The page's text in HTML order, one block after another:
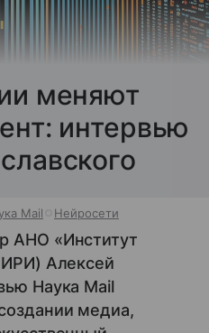
меняют
интервью
Mail Нейросети
АНО «Институт
Алексей
Наука Mail
медиа,